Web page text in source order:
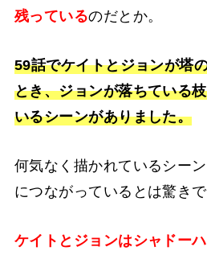
残っているのだとか。
59話でケイトとジョンが塔
とき、ジョンが落ちている
いるシーンがありました。
何気なく描かれているシー
につながっているとは驚きで
ケイトとジョンはシャドー